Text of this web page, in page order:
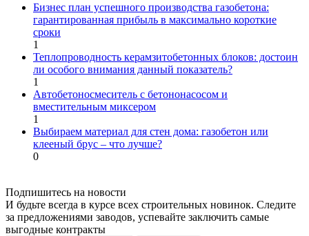
Бизнес план успешного производства газобетона:
гарантированная прибыль в максимально короткие
сроки
1
Теплопроводность керамзитобетонных блоков: достоин
ли особого внимания данный показатель?
1
Автобетоносмеситель с бетононасосом и
вместительным миксером
1
Выбираем материал для стен дома: газобетон или
клееный брус – что лучше?
0
Подпишитесь на новости
И будьте всегда в курсе всех строительных новинок. Следите
за предложениями заводов, успевайте заключить самые
выгодные контракты